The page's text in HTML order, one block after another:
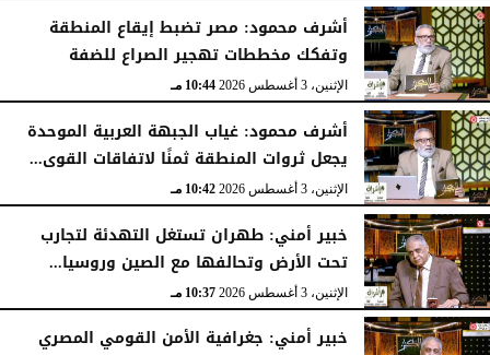
الثلاثاء، 4 أغسطس 2026
أشرف محمود: مصر تضبط إيقاع المنطقة
وتفكك مخططات تهجير الصراع للضفة
الإثنين، 3 أغسطس 2026 10:44 مـ
أشرف محمود: غياب الجبهة العربية الموحدة
يجعل ثروات المنطقة ثمنًا لاتفاقات القوى...
الإثنين، 3 أغسطس 2026 10:42 مـ
خبير أمني: طهران تستغل التهدئة لتجارب
تحت الأرض وتحالفها مع الصين وروسيا...
الإثنين، 3 أغسطس 2026 10:37 مـ
خبير أمني: جغرافية الأمن القومي المصري